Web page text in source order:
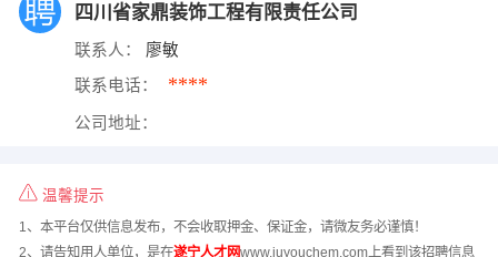
四川省家鼎装饰工程有限责任公司
联系人： 廖敏
联系电话： ****
公司地址：
温馨提示
1、本平台仅供信息发布，不会收取押金、保证金，请微友务必谨慎！
2、请告知用人单位，是在遂宁人才网www.juyouchem.com上看到该招聘信息